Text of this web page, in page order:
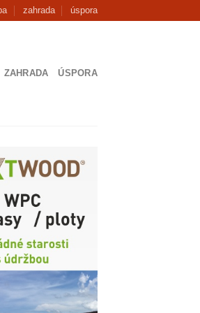
zahrada úspora
ZAHRADA ÚSPORA